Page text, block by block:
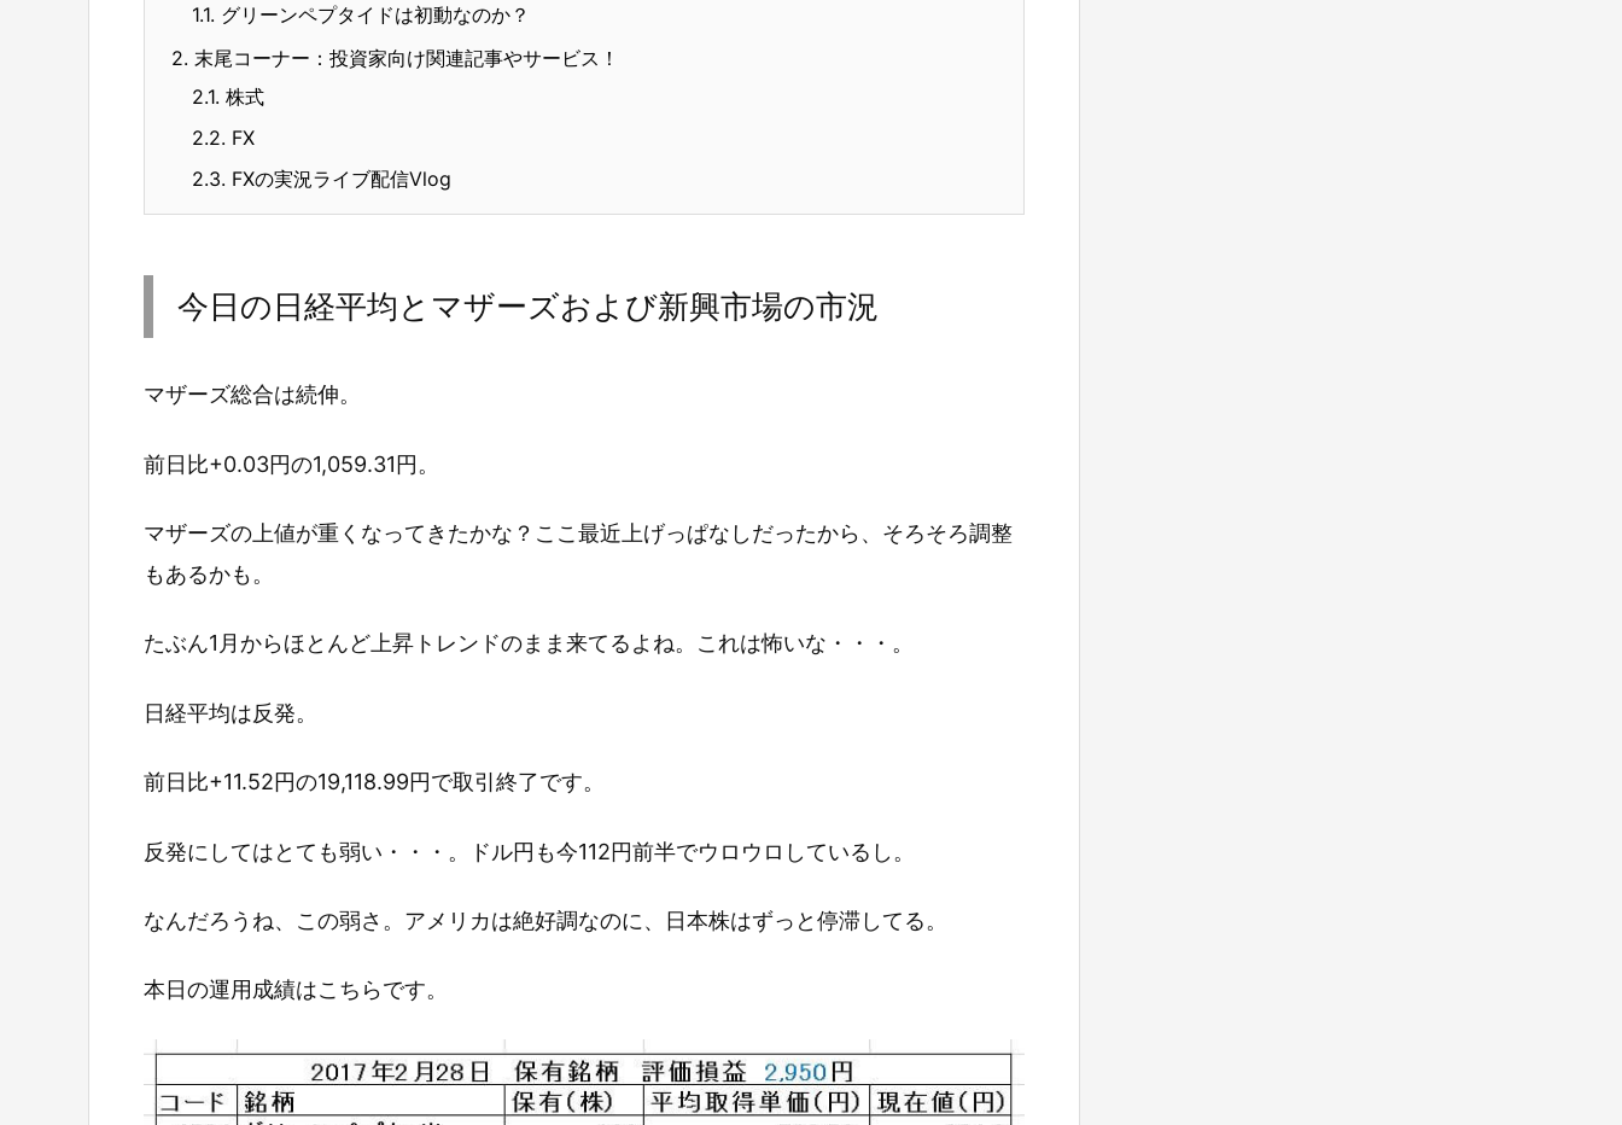
1.1. グリーンペプタイドは初動なのか？
2. 末尾コーナー：投資家向け関連記事やサービス！
2.1. 株式
2.2. FX
2.3. FXの実況ライブ配信Vlog
今日の日経平均とマザーズおよび新興市場の市況
マザーズ総合は続伸。
前日比+0.03円の1,059.31円。
マザーズの上値が重くなってきたかな？ここ最近上げっぱなしだったから、そろそろ調整
もあるかも。
たぶん1月からほとんど上昇トレンドのまま来てるよね。これは怖いな・・・。
日経平均は反発。
前日比+11.52円の19,118.99円で取引終了です。
反発にしてはとても弱い・・・。ドル円も今112円前半でウロウロしているし。
なんだろうね、この弱さ。アメリカは絶好調なのに、日本株はずっと停滞してる。
本日の運用成績はこちらです。